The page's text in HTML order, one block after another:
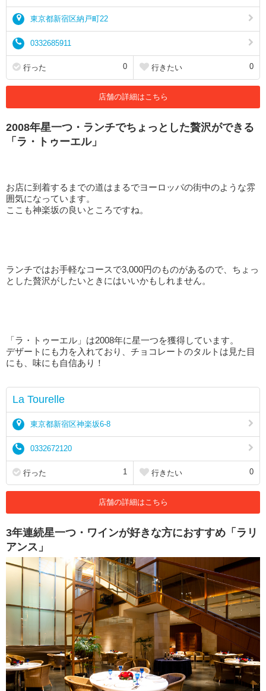
東京都新宿区納戸町22
0332685911
行った 0 行きたい 0
店舗の詳細はこちら
2008年星一つ・ランチでちょっとした贅沢ができる
「ラ・トゥーエル」
お店に到着するまでの道はまるでヨーロッパの街中のような雰
囲気になっています。
ここも神楽坂の良いところですね。
ランチではお手軽なコースで3,000円のものがあるので、ちょっ
とした贅沢がしたいときにはいいかもしれません。
「ラ・トゥーエル」は2008年に星一つを獲得しています。
デザートにも力を入れており、チョコレートのタルトは見た目
にも、味にも自信あり！
La Tourelle
東京都新宿区神楽坂6-8
0332672120
行った 1 行きたい 0
店舗の詳細はこちら
3年連続星一つ・ワインが好きな方におすすめ「ラリ
アンス」